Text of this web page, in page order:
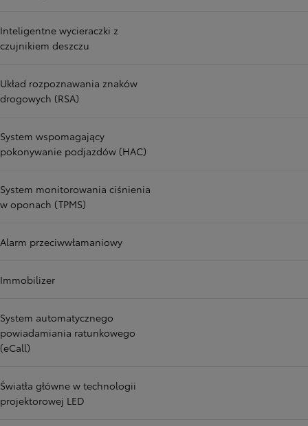
Inteligentne wycieraczki z
czujnikiem deszczu
Układ rozpoznawania znaków
drogowych (RSA)
System wspomagający
pokonywanie podjazdów (HAC)
System monitorowania ciśnienia
w oponach (TPMS)
Alarm przeciwwłamaniowy
Immobilizer
System automatycznego
powiadamiania ratunkowego
(eCall)
Światła główne w technologii
projektorowej LED